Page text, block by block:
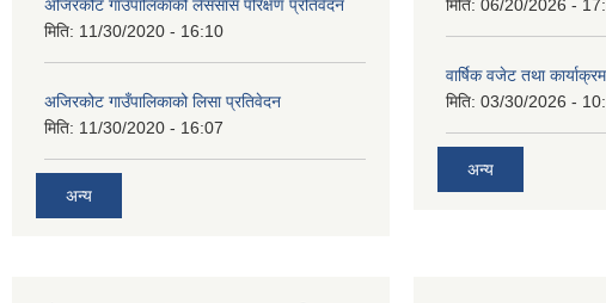
अजिरकोट गाउँपालिकाको लैससास परिक्षण प्रतिवेदन
मिति: 11/30/2020 - 16:10
अजिरकोट गाउँपालिकाको लिसा प्रतिवेदन
मिति: 11/30/2020 - 16:07
अन्य
मिति: 06/20/2026 -
वार्षिक वजेट तथा कार्याक्रम
मिति: 03/30/2026 -
अन्य